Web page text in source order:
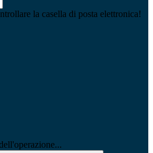
la casella di posta elettronica!